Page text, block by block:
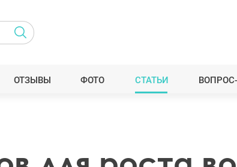
ОТЗЫВЫ ФОТО СТАТЬИ